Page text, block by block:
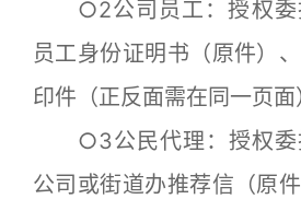
○2公司员工：授权委
员工身份证明书（原件）
印件（正反面需在同一页面
○3公民代理：授权委
公司或街道办推荐信（原